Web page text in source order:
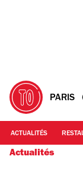
PARIS
ACTUALITÉS
Actualités